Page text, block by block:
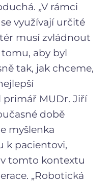
„V rámci
využívají určité
musí zvládnout
aby byl
tak, jak chceme,
primář MUDr. Jiří
době
myšlenka
k pacientovi,
tomto kontextu
„Robotická